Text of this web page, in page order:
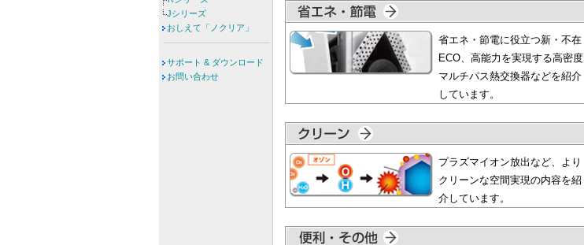
省エネ・節電に役立つ新・不在
ECO、高能力を実現する高密度
マルチパス熱交換器などを紹介
しています。
プラズマイオン放出など、より
クリーンな空間実現の内容を紹
介しています。
Jシリーズ
おしえて「ノクリア」
サポート & ダウンロード
お問い合わせ